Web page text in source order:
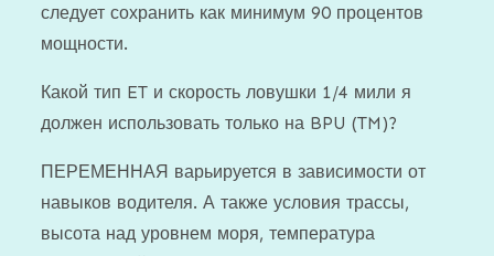
следует сохранить как минимум 90 процентов
мощности.
Какой тип ET и скорость ловушки 1/4 мили я
должен использовать только на BPU (TM)?
ПЕРЕМЕННАЯ варьируется в зависимости от
навыков водителя. А также условия трассы,
высота над уровнем моря, температура